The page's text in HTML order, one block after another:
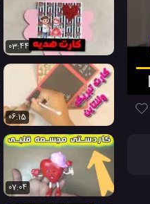
03:44
06:15
07:04